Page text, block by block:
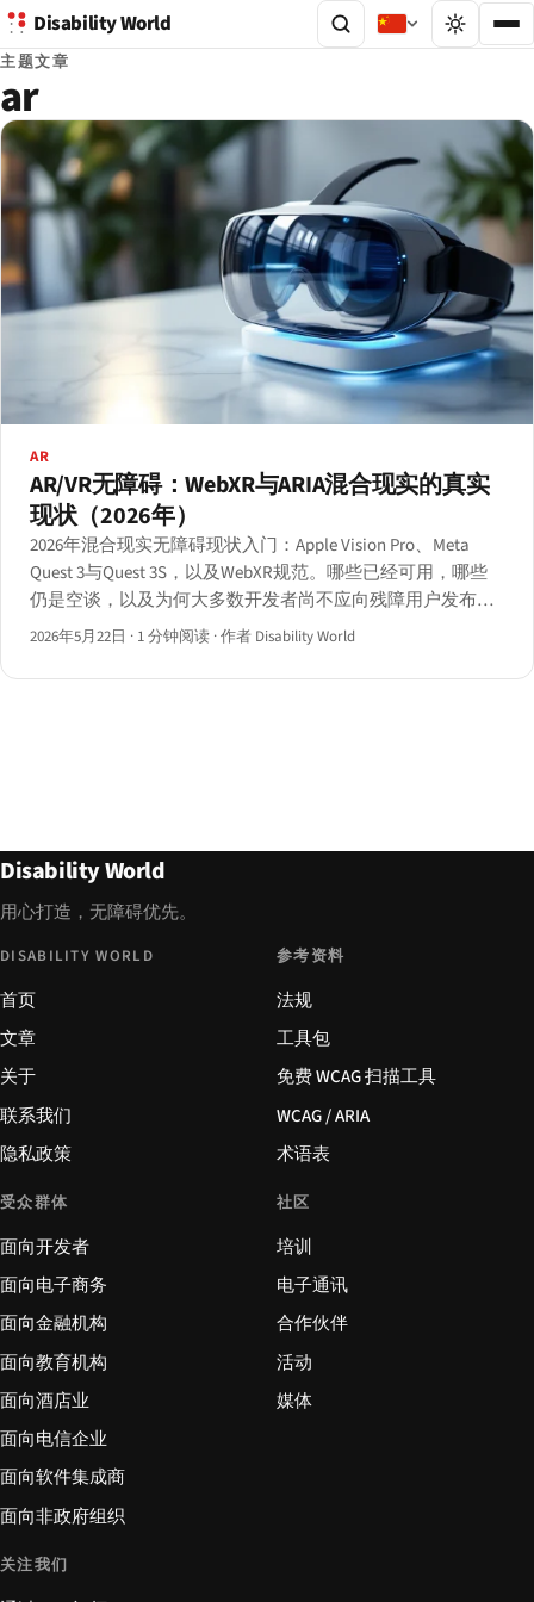
Disability World
主题文章
ar
AR
AR/VR无障碍：WebXR与ARIA混合现实的真实
现状（2026年）
2026年混合现实无障碍现状入门：Apple Vision Pro、Meta
Quest 3与Quest 3S，以及WebXR规范。哪些已经可用，哪些
仍是空谈，以及为何大多数开发者尚不应向残障用户发布基
于浏览器的XR体验。
2026年5月22日 · 1 分钟阅读 ·作者 Disability World
Disability World
用心打造，无障碍优先。
DISABILITY WORLD
首页
文章
关于
联系我们
隐私政策
参考资料
法规
工具包
免费 WCAG 扫描工具
WCAG / ARIA
术语表
受众群体
面向开发者
面向电子商务
面向金融机构
面向教育机构
面向酒店业
面向电信企业
面向软件集成商
面向非政府组织
社区
培训
电子通讯
合作伙伴
活动
媒体
关注我们